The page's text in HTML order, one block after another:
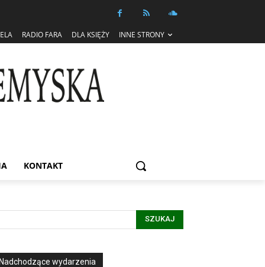
RADIO FARA DLA KSIĘŻY INNE STRONY
KONTAKT
SZUKAJ
Nadchodzące wydarzenia